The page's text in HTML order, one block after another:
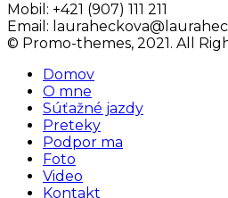
Mobil: +421 (907) 111 211
Email:
© Promo-themes, 2021. All
Domov
O mne
Súťažné jazdy
Preteky
Podpor ma
Foto
Video
Kontakt